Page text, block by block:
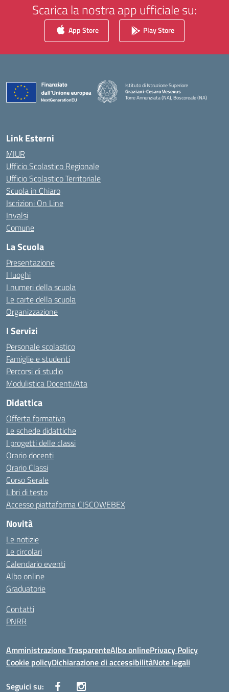
Scarica la nostra app ufficiale su:
App Store Play Store
Istituto di Istruzione Superiore
Graziani-Cesaro Vesevus
Torre Annunziata (NA), Boscoreale (NA)
Link Esterni
MIUR
Ufficio Scolastico Regionale
Ufficio Scolastico Territoriale
Scuola in Chiaro
Iscrizioni On Line
Invalsi
Comune
La Scuola
Presentazione
I luoghi
I numeri della scuola
Le carte della scuola
Organizzazione
I Servizi
Personale scolastico
Famiglie e studenti
Percorsi di studio
Modulistica Docenti/Ata
Didattica
Offerta formativa
Le schede didattiche
I progetti delle classi
Orario docenti
Orario Classi
Corso Serale
Libri di testo
Accesso piattaforma CISCOWEBEX
Novità
Le notizie
Le circolari
Calendario eventi
Albo online
Graduatorie
Contatti
PNRR
Amministrazione TrasparenteAlbo onlinePrivacy Policy
Cookie policyDichiarazione di accessibilitàNote legali
Seguici su: